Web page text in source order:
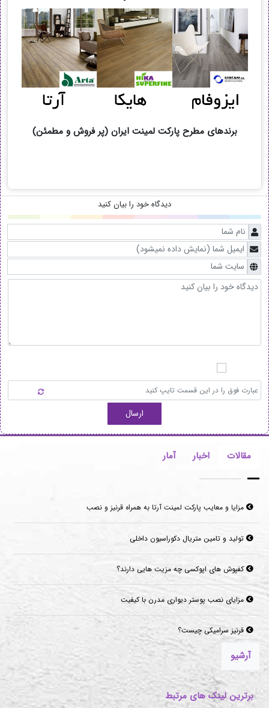
برندهای مطرح پارکت لمینت ایران (پر فروش و مطمئن)
دیدگاه خود را بیان کنید
ارسال
مقالات اخبار آمار
تولید و تامین متریال دکوراسیون داخلی
کفپوش های اپوکسی چه مزیت هایی دارند؟
مزایای نصب پوستر دیواری مدرن با کیفیت
قرنیز سرامیکی چیست؟
موکت‌های مناسب برای فضاهای پرتردد و فضاهای اداری
آرشیو
برترین لینک های مرتبط